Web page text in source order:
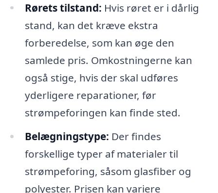
Rørets tilstand: Hvis røret er i dårlig
stand, kan det kræve ekstra
forberedelse, som kan øge den
samlede pris. Omkostningerne kan
også stige, hvis der skal udføres
yderligere reparationer, før
strømpeforingen kan finde sted.
Belægningstype: Der findes
forskellige typer af materialer til
strømpeforing, såsom glasfiber og
polyester. Prisen kan variere